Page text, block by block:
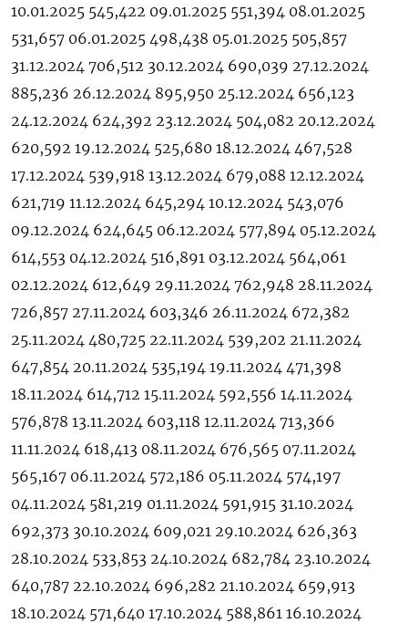
10.01.2025 545,422 09.01.2025 551,394 08.01.2025
531,657 06.01.2025 498,438 05.01.2025 505,857
31.12.2024 706,512 30.12.2024 690,039 27.12.2024
885,236 26.12.2024 895,950 25.12.2024 656,123
24.12.2024 624,392 23.12.2024 504,082 20.12.2024
620,592 19.12.2024 525,680 18.12.2024 467,528
17.12.2024 539,918 13.12.2024 679,088 12.12.2024
621,719 11.12.2024 645,294 10.12.2024 543,076
09.12.2024 624,645 06.12.2024 577,894 05.12.2024
614,553 04.12.2024 516,891 03.12.2024 564,061
02.12.2024 612,649 29.11.2024 762,948 28.11.2024
726,857 27.11.2024 603,346 26.11.2024 672,382
25.11.2024 480,725 22.11.2024 539,202 21.11.2024
647,854 20.11.2024 535,194 19.11.2024 471,398
18.11.2024 614,712 15.11.2024 592,556 14.11.2024
576,878 13.11.2024 603,118 12.11.2024 713,366
11.11.2024 618,413 08.11.2024 676,565 07.11.2024
565,167 06.11.2024 572,186 05.11.2024 574,197
04.11.2024 581,219 01.11.2024 591,915 31.10.2024
692,373 30.10.2024 609,021 29.10.2024 626,363
28.10.2024 533,853 24.10.2024 682,784 23.10.2024
640,787 22.10.2024 696,282 21.10.2024 659,913
18.10.2024 571,640 17.10.2024 588,861 16.10.2024